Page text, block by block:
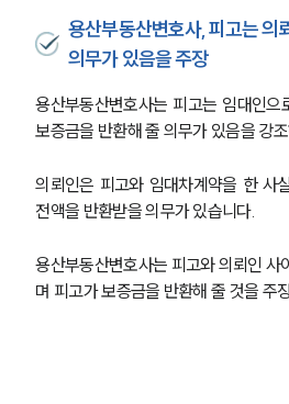
용산부동산변호사, 피고는 의
의무가 있음을 주장
용산부동산변호사는 피고는 임대인으
보증금을 반환해 줄 의무가 있음을 강
의뢰인은 피고와 임대차계약을 한 사
전액을 반환받을 의무가 있습니다.
용산부동산변호사는 피고와 의뢰인 사
며 피고가 보증금을 반환해 줄 것을 주